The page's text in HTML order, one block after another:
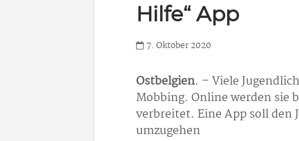
Hilfe“ App
7. Oktober 2020
Ostbelgien. – Viele
Mobbing. Online werden sie
verbreitet. Eine App soll
umzugehen